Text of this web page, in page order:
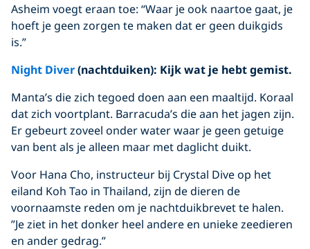
Asheim voegt eraan toe: “Waar je ook naartoe gaat, je
hoeft je geen zorgen te maken dat er geen duikgids
is.”
Night Diver(nachtduiken): Kijk wat je hebt gemist.
Manta’s die zich tegoed doen aan een maaltijd. Koraal
dat zich voortplant. Barracuda’s die aan het jagen zijn.
Er gebeurt zoveel onder water waar je geen getuige
van bent als je alleen maar met daglicht duikt.
Voor Hana Cho, instructeur bij Crystal Dive op het
eiland Koh Tao in Thailand, zijn de dieren de
voornaamste reden om je nachtduikbrevet te halen.
”Je ziet in het donker heel andere en unieke zeedieren
en ander gedrag.”